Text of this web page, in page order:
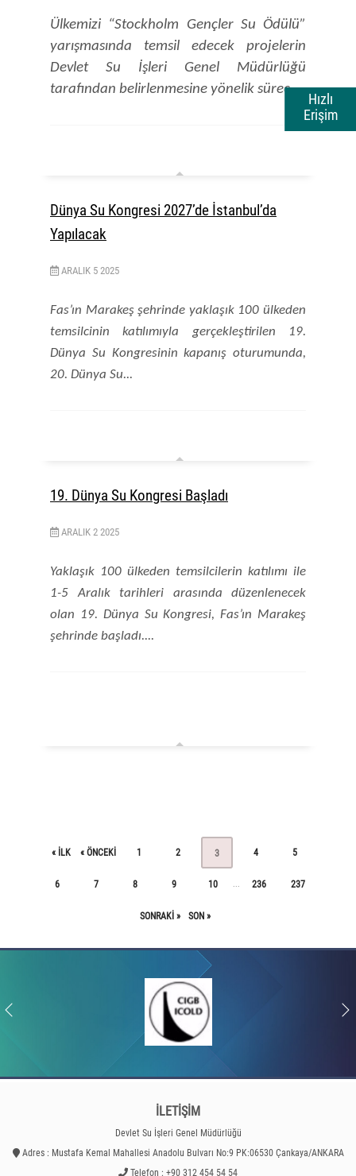
Hızlı
Erişim
Ülkemizi “Stockholm Gençler Su Ödülü”
yarışmasında temsil edecek projelerin
Devlet Su İşleri Genel Müdürlüğü
tarafından belirlenmesine yönelik süreç...
Dünya Su Kongresi 2027’de İstanbul’da
Yapılacak
ARALIK 5 2025
Fas’ın Marakeş şehrinde yaklaşık 100 ülkeden
temsilcinin katılımıyla gerçekleştirilen 19.
Dünya Su Kongresinin kapanış oturumunda,
20. Dünya Su...
19. Dünya Su Kongresi Başladı
ARALIK 2 2025
Yaklaşık 100 ülkeden temsilcilerin katılımı ile
1-5 Aralık tarihleri arasında düzenlenecek
olan 19. Dünya Su Kongresi, Fas’ın Marakeş
şehrinde başladı....
« ILK « ÖNCEKI 1 2 3 4 5
6 7 8 9 10 236 237
SONRAKI » SON »
İLETİŞİM
Devlet Su İşleri Genel Müdürlüğü
Adres : Mustafa Kemal Mahallesi Anadolu Bulvarı No:9 PK:06530 Çankaya/ANKARA
Telefon : +90 312 454 54 54